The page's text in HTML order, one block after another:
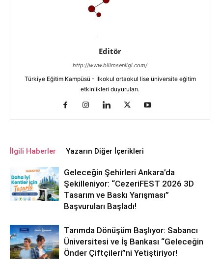
Editör
http://www.bilimsenligi.com/
Türkiye Eğitim Kampüsü - İlkokul ortaokul lise üniversite eğitim
etkinlikleri duyuruları.
İlgili Haberler Yazarın Diğer İçerikleri
Geleceğin Şehirleri Ankara’da
Şekilleniyor: “CezeriFEST 2026 3D
Tasarım ve Baskı Yarışması”
Başvuruları Başladı!
Tarımda Dönüşüm Başlıyor: Sabancı
Üniversitesi ve İş Bankası “Geleceğin
Önder Çiftçileri”ni Yetiştiriyor!